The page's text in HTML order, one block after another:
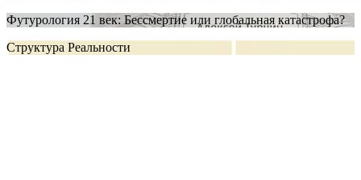
Футурология 21 век: Бессмертие или глобальная катастрофа?
Структура Реальности